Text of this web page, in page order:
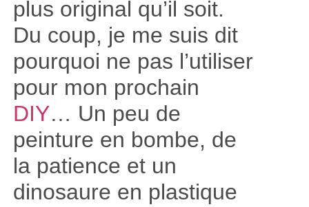
plus original qu’il soit.
Du coup, je me suis dit
pourquoi ne pas l’utiliser
pour mon prochain
DIY… Un peu de
peinture en bombe, de
la patience et un
dinosaure en plastique